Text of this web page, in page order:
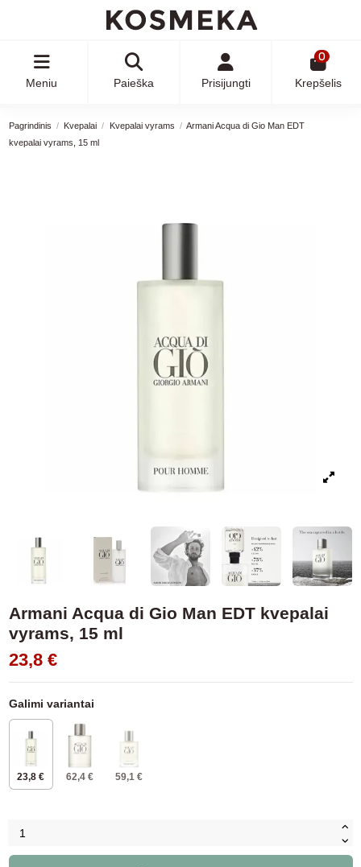
Meniu Paieška Prisijungti
0
Krepšelis
Pagrindinis Kvepalai Kvepalai vyrams
Armani Acqua di Gio Man EDT
kvepalai vyrams, 15 ml
Armani Acqua di Gio Man EDT kvepalai
vyrams, 15 ml
23,8 €
Galimi variantai
23,8 € 62,4 € 59,1 €